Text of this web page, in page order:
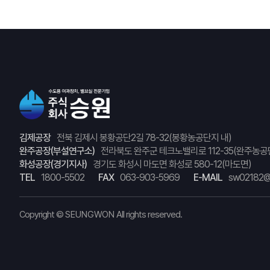
김제공장 전북 김제시 봉황공단2길 78-32(봉황농공단지 내)
완주공장(부설연구소) 전라북도 완주군 테크노밸리로 112-35(완주농공
화성공장(경기지사) 경기도 화성시 마도면 화성로 580-12(마도면)
TEL 1800-5502 FAX 063-903-5969 E-MAIL
Copyright ©SEUNGWON All rights reserved.